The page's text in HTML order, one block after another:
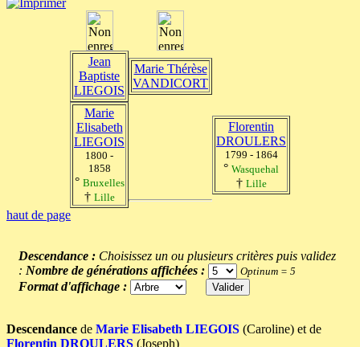
Jean
Baptiste
LIEGOIS
Marie Thérèse
VANDICORT
Marie
Elisabeth
LIEGOIS
1800 -
1858
° Bruxelles
† Lille
Florentin
DROULERS
1799 - 1864
° Wasquehal
† Lille
haut de page
Descendance : Choisissez un ou plusieurs critères puis validez
: Nombre de générations affichées : Optinum = 5
Format d'affichage :
Descendance de Marie Elisabeth LIEGOIS (Caroline) et de
Florentin DROULERS (Joseph)